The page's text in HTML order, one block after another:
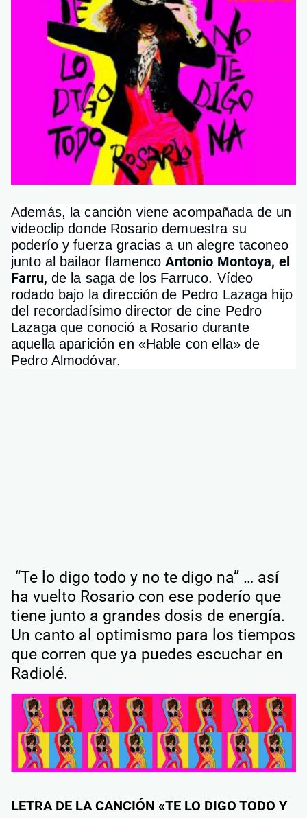
Además, la canción viene acompañada de un
videoclip donde Rosario demuestra su
poderío y fuerza gracias a un alegre taconeo
junto al bailaor flamencoAntonio Montoya, el
Farru, de la saga de los Farruco. Vídeo
rodado bajo la dirección de Pedro Lazaga hijo
del recordadísimo director de cine Pedro
Lazaga que conoció a Rosario durante
aquella aparición en «Hable con ella» de
Pedro Almodóvar.
“Te lo digo todo y no te digo na” … así
ha vuelto Rosario con ese poderío que
tiene junto a grandes dosis de energía.
Un canto al optimismo para los tiempos
que corren que ya puedes escuchar en
Radiolé.
LETRA DE LA CANCIÓN «TE LO DIGO TODO Y